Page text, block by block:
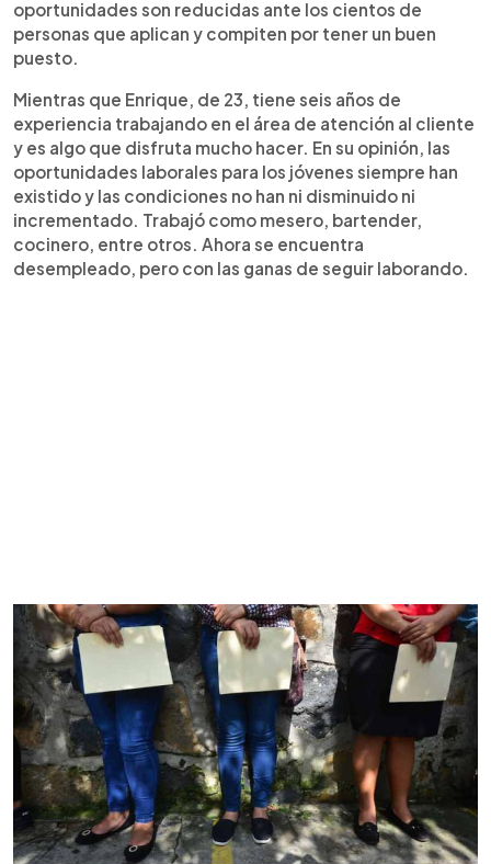
oportunidades son reducidas ante los cientos de
personas que aplican y compiten por tener un buen
puesto.
Mientras que Enrique, de 23, tiene seis años de
experiencia trabajando en el área de atención al cliente
y es algo que disfruta mucho hacer. En su opinión, las
oportunidades laborales para los jóvenes siempre han
existido y las condiciones no han ni disminuido ni
incrementado. Trabajó como mesero, bartender,
cocinero, entre otros. Ahora se encuentra
desempleado, pero con las ganas de seguir laborando.